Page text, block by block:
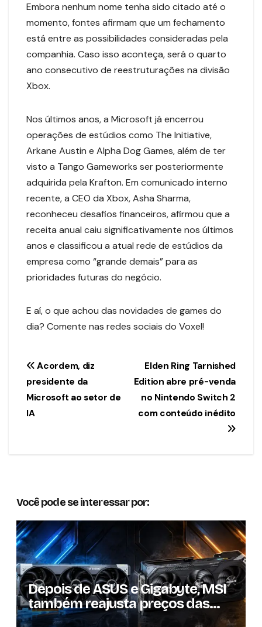
Embora nenhum nome tenha sido citado até o
momento, fontes afirmam que um fechamento
está entre as possibilidades consideradas pela
companhia. Caso isso aconteça, será o quarto
ano consecutivo de reestruturações na divisão
Xbox.
Nos últimos anos, a Microsoft já encerrou
operações de estúdios como The Initiative,
Arkane Austin e Alpha Dog Games, além de ter
visto a Tango Gameworks ser posteriormente
adquirida pela Krafton. Em comunicado interno
recente, a CEO da Xbox, Asha Sharma,
reconheceu desafios financeiros, afirmou que a
receita anual caiu significativamente nos últimos
anos e classificou a atual rede de estúdios da
empresa como “grande demais” para as
prioridades futuras do negócio.
E aí, o que achou das novidades de games do
dia? Comente nas redes sociais do Voxel!
Navegação
de
Post
Elden Ring Tarnished
Edition abre pré-venda
no Nintendo Switch 2
com conteúdo inédito
Acordem, diz
presidente da
Microsoft ao setor de
IA
Você pode se interessar por:
Depois de ASUS e Gigabyte, MSI
também reajusta preços das
GPUs em mais de 20%